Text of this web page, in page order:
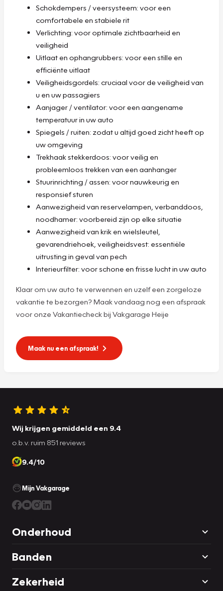
Schokdempers / veersysteem: voor een
comfortabele en stabiele rit
Verlichting: voor optimale zichtbaarheid en
veiligheid
Uitlaat en ophangrubbers: voor een stille en
efficiënte uitlaat
Veiligheidsgordels: cruciaal voor de veiligheid van
u en uw passagiers
Aanjager / ventilator: voor een aangename
temperatuur in uw auto
Spiegels / ruiten: zodat u altijd goed zicht heeft op
uw omgeving
Trekhaak stekkerdoos: voor veilig en
probleemloos trekken van een aanhanger
Stuurinrichting / assen: voor nauwkeurig en
responsief sturen
Aanwezigheid van reservelampen, verbanddoos,
noodhamer: voorbereid zijn op elke situatie
Aanwezigheid van krik en wielsleutel,
gevarendriehoek, veiligheidsvest: essentiële
uitrusting in geval van pech
Interieurfilter: voor schone en frisse lucht in uw auto
Klaar om uw auto te verwennen en uzelf een zorgeloze
vakantie te bezorgen? Maak vandaag nog een afspraak
voor onze Vakantiecheck bij Vakgarage Heije
Maak nu een afspraak!
Wij krijgen gemiddeld een 9.4
o.b.v. ruim 851 reviews
9.4/10
Mijn Vakgarage
Onderhoud
Banden
Zekerheid